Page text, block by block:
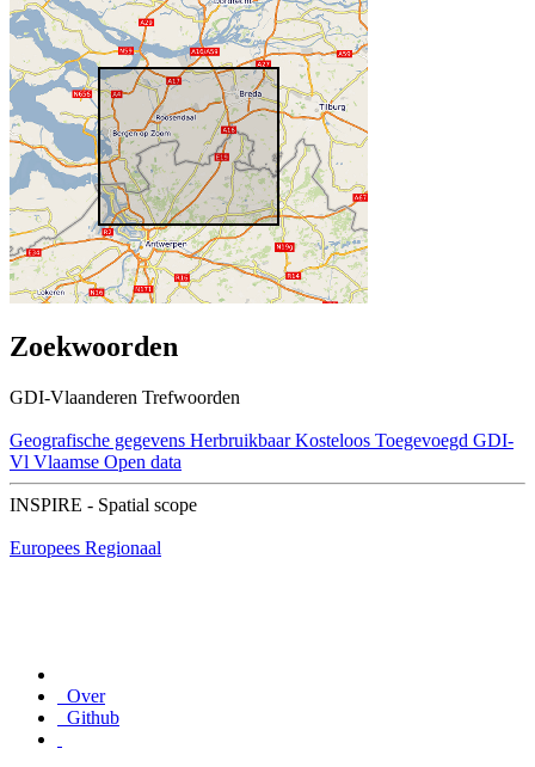
Zoekwoorden
GDI-Vlaanderen Trefwoorden
Geografische gegevens Herbruikbaar Kosteloos Toegevoegd GDI-
Vl Vlaamse Open data
INSPIRE - Spatial scope
Europees Regionaal
Over
Github